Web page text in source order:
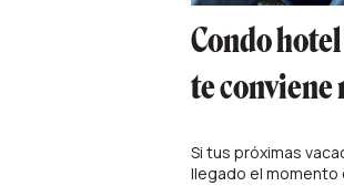
Condo
te conviene
Si tus próximas
llegado el momento